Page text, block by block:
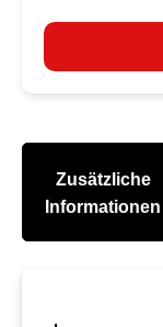
Zusätzliche
Informationen